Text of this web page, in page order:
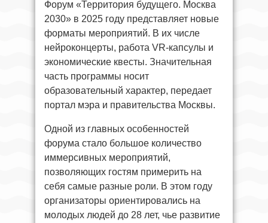
Форум «Территория будущего. Москва
2030» в 2025 году представляет новые
форматы мероприятий. В их числе
нейроконцерты, работа VR-капсулы и
экономические квесты. Значительная
часть программы носит
образовательный характер, передает
портал мэра и правительства Москвы.
Одной из главных особенностей
форума стало большое количество
иммерсивных мероприятий,
позволяющих гостям примерить на
себя самые разные роли. В этом году
организаторы ориентировались на
молодых людей до 28 лет, чье развитие